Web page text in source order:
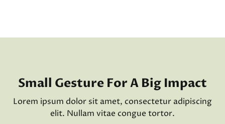
Small Gesture For A Big Impact
Lorem ipsum dolor sit amet, consectetur adipiscing
elit. Nullam vitae congue tortor.